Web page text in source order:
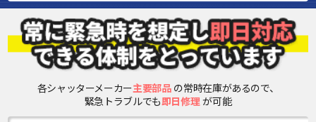
各シャッターメーカー主要部品 の常時在庫があるので、
緊急トラブルでも即日修理 が可能